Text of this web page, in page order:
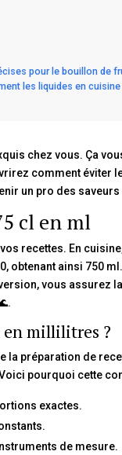
pour le bouillon de
les liquides en cuisine
chez vous. Ça
comment éviter
un pro des
cl en ml
recettes. En
obtenant ainsi 750
vous assurez
millilitres ?
la préparation de
pourquoi cette
exactes.
de mesure.